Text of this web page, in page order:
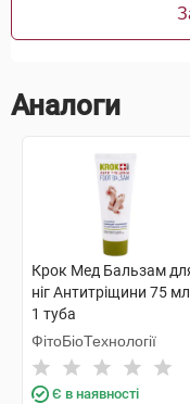
Аналоги
Крок Мед Бальзам
ніг Антитріщини 75 мл
1 туба
ФітоБіоТехнології
Є в наявності